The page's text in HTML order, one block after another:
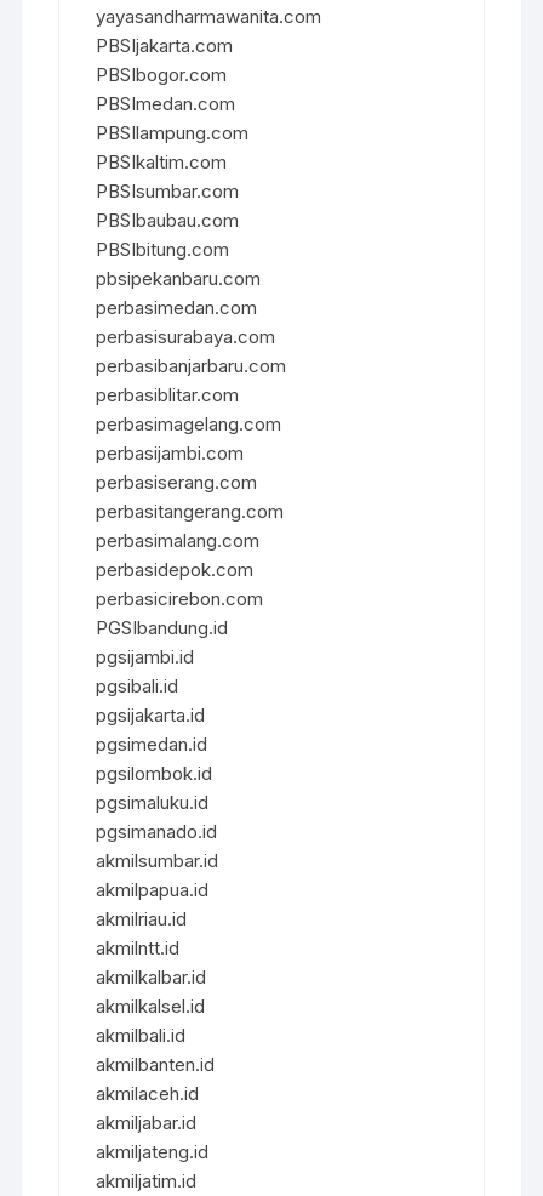
yayasandharmawanita.com
PBSIjakarta.com
PBSIbogor.com
PBSImedan.com
PBSIlampung.com
PBSIkaltim.com
PBSIsumbar.com
PBSIbaubau.com
PBSIbitung.com
pbsipekanbaru.com
perbasimedan.com
perbasisurabaya.com
perbasibanjarbaru.com
perbasiblitar.com
perbasimagelang.com
perbasijambi.com
perbasiserang.com
perbasitangerang.com
perbasimalang.com
perbasidepok.com
perbasicirebon.com
PGSIbandung.id
pgsijambi.id
pgsibali.id
pgsijakarta.id
pgsimedan.id
pgsilombok.id
pgsimaluku.id
pgsimanado.id
akmilsumbar.id
akmilpapua.id
akmilriau.id
akmilntt.id
akmilkalbar.id
akmilkalsel.id
akmilbali.id
akmilbanten.id
akmilaceh.id
akmiljabar.id
akmiljateng.id
akmiljatim.id